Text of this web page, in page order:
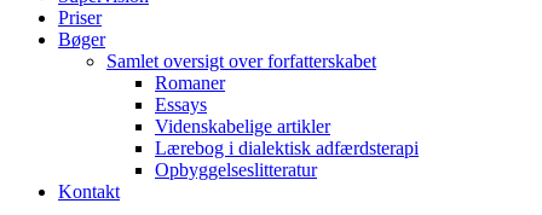
Priser
Bøger
Samlet oversigt over forfatterskabet
Romaner
Essays
Videnskabelige artikler
Lærebog i dialektisk adfærdsterapi
Opbyggelseslitteratur
Kontakt